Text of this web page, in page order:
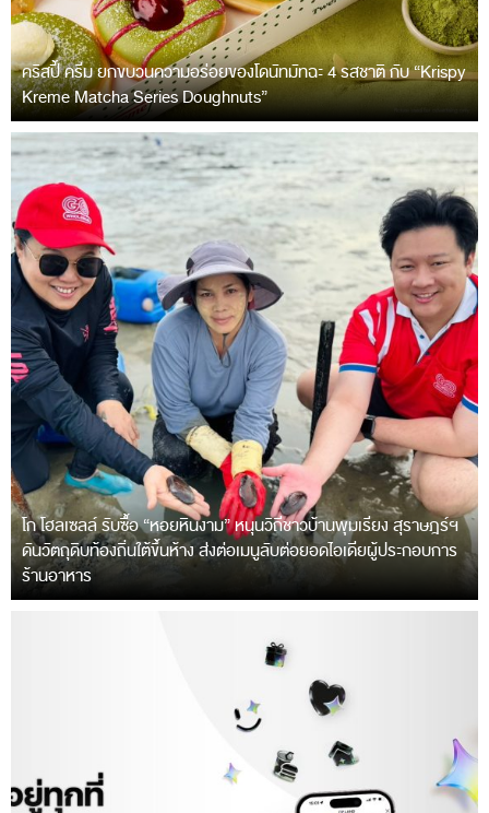
คริสปี้ ครีม ยกขบวนความอร่อยของโดนัทมัทฉะ 4 รสชาติ กับ “Krispy
Kreme Matcha Series Doughnuts”
โก โฮลเซลล์ รับซื้อ “หอยหินงาม” หนุนวิถีชาวบ้านพุมเรียง สุราษฎร์ฯ
ดันวัตถุดิบท้องถิ่นใต้ขึ้นห้าง ส่งต่อเมนูลับต่อยอดไอเดียผู้ประกอบการ
ร้านอาหาร